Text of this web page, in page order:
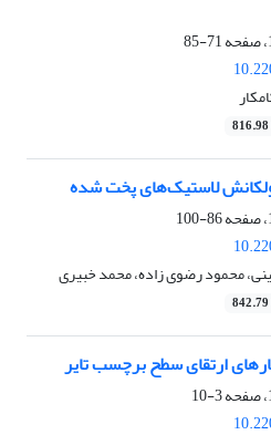
71-85
لاستیک‌های پخت شده
86-100
محمود رضوی زاده، محمد خبیری
ارتقای سطح برچسب تایر
3-10